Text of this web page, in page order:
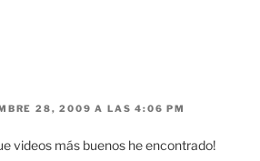
28, 2009 A LAS 4:06 PM
videos más buenos he encontrado!